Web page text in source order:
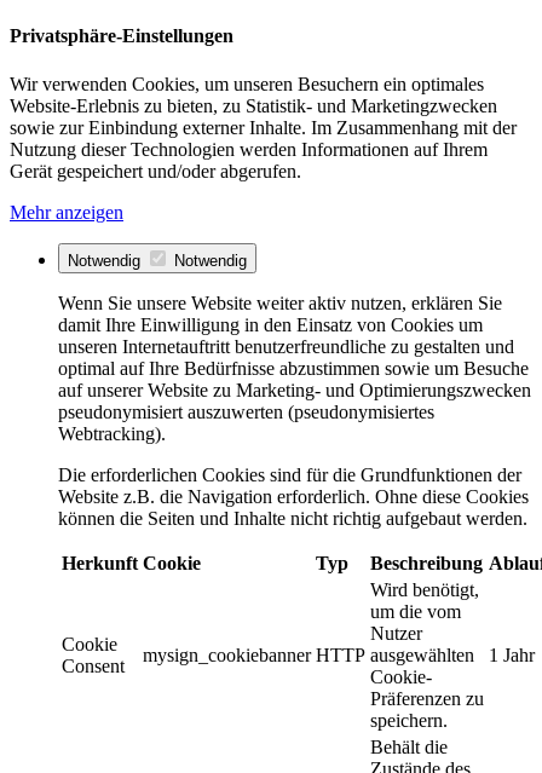
Privatsphäre-Einstellungen
Wir verwenden Cookies, um unseren Besuchern ein optimales
Website-Erlebnis zu bieten, zu Statistik- und Marketingzwecken
sowie zur Einbindung externer Inhalte. Im Zusammenhang mit der
Nutzung dieser Technologien werden Informationen auf Ihrem
Gerät gespeichert und/oder abgerufen.
Mehr anzeigen
Notwendig Notwendig
Wenn Sie unsere Website weiter aktiv nutzen, erklären Sie
damit Ihre Einwilligung in den Einsatz von Cookies um
unseren Internetauftritt benutzerfreundliche zu gestalten und
optimal auf Ihre Bedürfnisse abzustimmen sowie um Besuche
auf unserer Website zu Marketing- und Optimierungszwecken
pseudonymisiert auszuwerten (pseudonymisiertes
Webtracking).
Die erforderlichen Cookies sind für die Grundfunktionen der
Website z.B. die Navigation erforderlich. Ohne diese Cookies
können die Seiten und Inhalte nicht richtig aufgebaut werden.
Herkunft Cookie Typ Beschreibung
Cookie
Consent
mysign_cookiebanner HTTP
Wird benötigt,
um die vom
Nutzer
ausgewählten
Cookie-
Präferenzen zu
speichern.
1 Jahr
Behält die
Zustände des